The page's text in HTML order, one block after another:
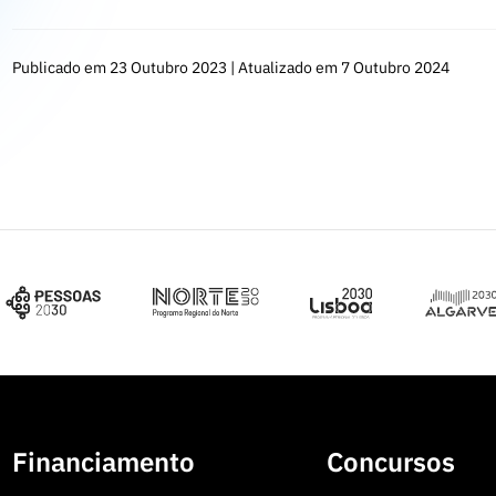
Publicado em 23 Outubro 2023 | Atualizado em 7 Outubro 2024
Financiamento Concursos